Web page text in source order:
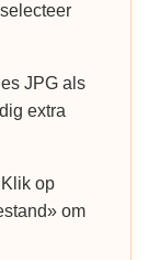
JPG als
extra
Klik op
om